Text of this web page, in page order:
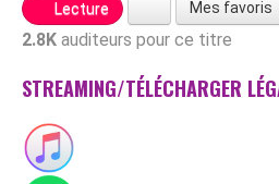
Lecture Mes favoris
2.8K auditeurs pour ce titre
STREAMING/TÉLÉCHARGER